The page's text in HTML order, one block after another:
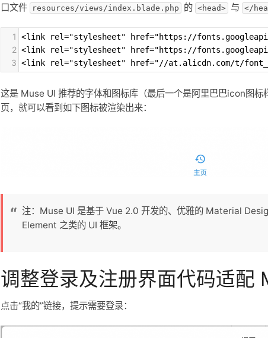
口文件
resources/views/index.blade.php 的 <head> 与 </
1 <link rel="stylesheet" href="https://
2 <link rel="stylesheet" href="https://
3 <link rel="stylesheet" href="//at.alicdn.com/t/
这是 Muse UI 推荐的字体和图标库（最后一个是阿里巴巴icon图
页，就可以看到如下图标被渲染出来：
注：Muse UI 是基于 Vue 2.0 开发的、优雅的 Material
Element 之类的 UI 框架。
调整登录及注册界面代码适配
点击“我的”链接，提示需要登录：